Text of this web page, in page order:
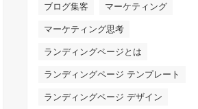
ブログ集客 マーケティング
マーケティング思考
ランディングページとは
ランディングページ テンプレート
ランディングページ デザイン